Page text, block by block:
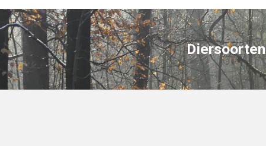
Diersoorten